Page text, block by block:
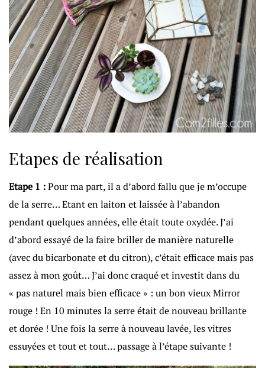
Etapes de réalisation
Etape 1 :Pour ma part, il a d’abord fallu que je m’occupe
de la serre… Etant en laiton et laissée à l’abandon
pendant quelques années, elle était toute oxydée. J’ai
d’abord essayé de la faire briller de manière naturelle
(avec du bicarbonate et du citron), c’était efficace mais pas
assez à mon goût… J’ai donc craqué et investit dans du
« pas naturel mais bien efficace » : un bon vieux Mirror
rouge ! En 10 minutes la serre était de nouveau brillante
et dorée ! Une fois la serre à nouveau lavée, les vitres
essuyées et tout et tout… passage à l’étape suivante !